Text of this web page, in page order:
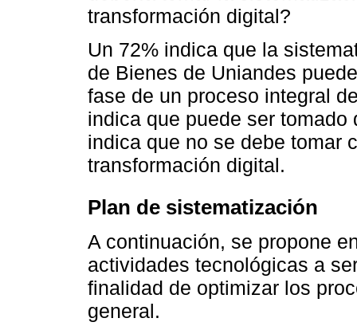
transformación digital?
Un 72% indica que la
de Bienes de Uniandes
fase de un proceso integral
indica que puede ser
indica que no se debe tomar
transformación digital.
Plan de sistematización
A continuación, se propone
actividades tecnológicas a
finalidad de optimizar los
general.